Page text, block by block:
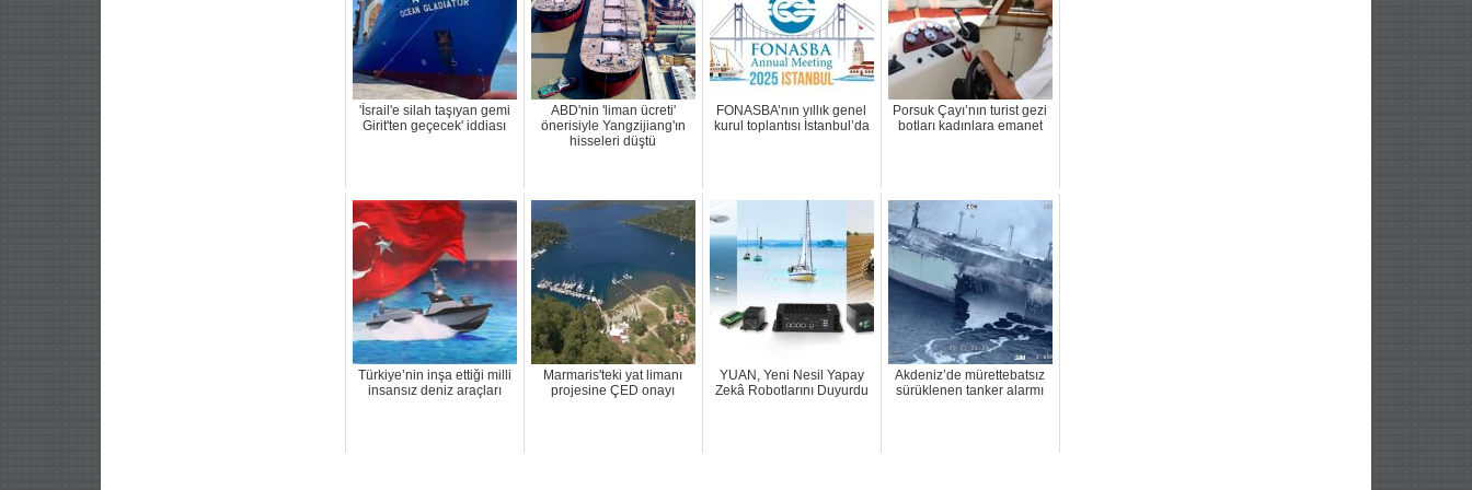
'İsrail'e silah taşıyan gemi
Girit'ten geçecek' iddiası
ABD'nin 'liman ücreti'
önerisiyle Yangzijiang'ın
hisseleri düştü
FONASBA’nın yıllık genel
kurul toplantısı İstanbul’da
Porsuk Çayı’nın turist gezi
botları kadınlara emanet
Türkiye’nin inşa ettiği milli
insansız deniz araçları
Marmaris'teki yat limanı
projesine ÇED onayı
YUAN, Yeni Nesil Yapay
Zekâ Robotlarını Duyurdu
Akdeniz’de mürettebatsız
sürüklenen tanker alarmı